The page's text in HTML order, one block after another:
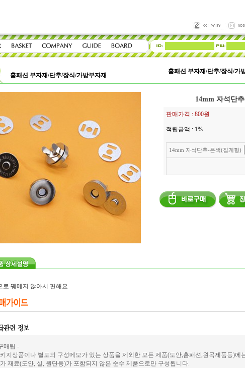
홈패션 부자재/단추/장식/가방부자재
홈패션 부자재/단추/장식/가
14mm 자석단
판매가격 : 800원
적립금액 : 1%
14mm 자석단추-은색(집게형)
로 꿰메지 않아서 편해요
매팁 -
지상품이나 별도의 구성메모가 있는 상품을 제외한 모든 제품(도안,홈패션,원목제품등)에
재료(도안, 실, 원단등)가 포함되지 않은 순수 제품으로만 구성됩니다.